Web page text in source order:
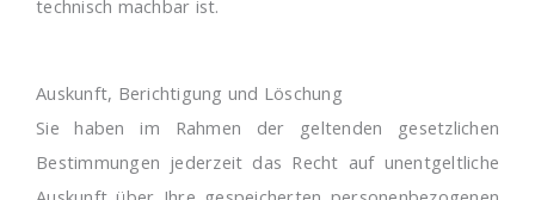
technisch machbar ist.
Auskunft, Berichtigung und Löschung
Sie haben im Rahmen der geltenden gesetzlichen
Bestimmungen jederzeit das Recht auf unentgeltliche